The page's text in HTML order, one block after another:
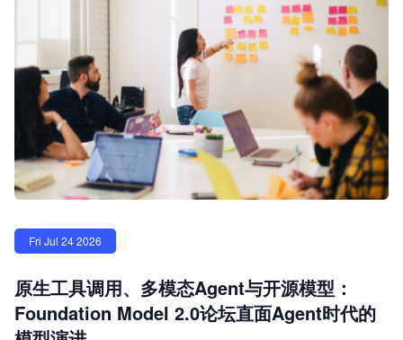
Fri Jul 24 2026
原生工具调用、多模态Agent与开源模型：
Foundation Model 2.0论坛直面Agent时代的